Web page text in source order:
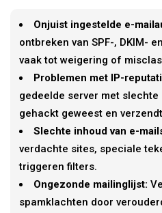
Onjuist ingestelde e-
ontbreken van SPF-, DKIM-
vaak tot weigering of
Problemen met IP-
gedeelde server met
gehackt geweest en
Slechte inhoud van e-
verdachte sites, speciale
triggeren filters.
Ongezonde mailinglijst:
spamklachten door